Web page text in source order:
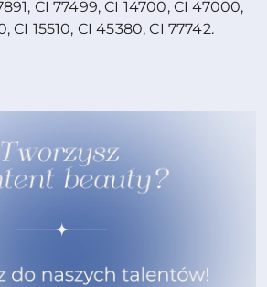
CI 77499, CI 14700, CI 47000,
CI 15510, CI 45380, CI 77742.